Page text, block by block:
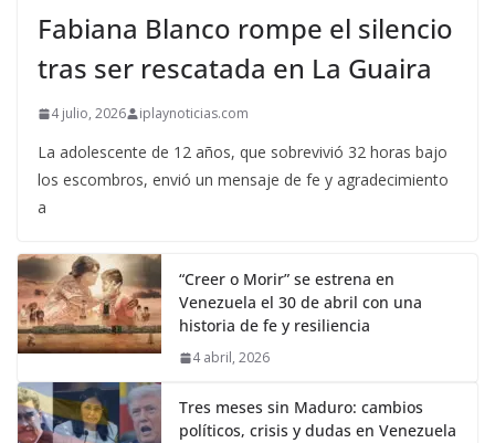
Fabiana Blanco rompe el silencio
tras ser rescatada en La Guaira
4 julio, 2026 iplaynoticias.com
La adolescente de 12 años, que sobrevivió 32 horas bajo
los escombros, envió un mensaje de fe y agradecimiento
a
“Creer o Morir” se estrena en
Venezuela el 30 de abril con una
historia de fe y resiliencia
4 abril, 2026
Tres meses sin Maduro: cambios
políticos, crisis y dudas en Venezuela